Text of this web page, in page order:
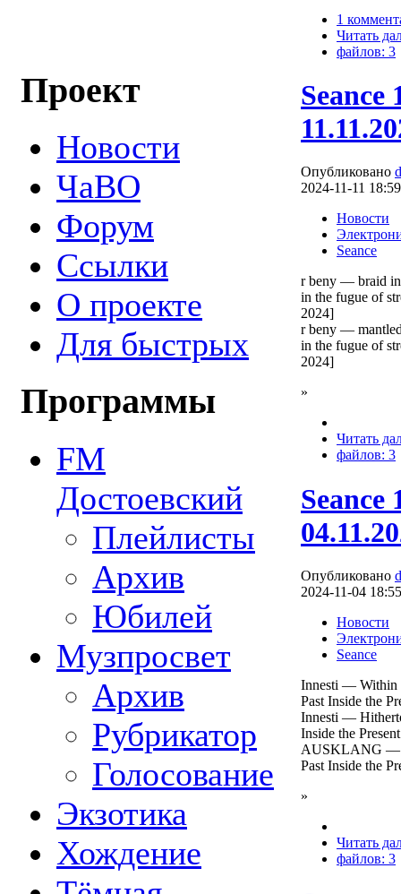
Проект
Новости
ЧаВО
Форум
Ссылки
О проекте
Для быстрых
Программы
FM
Достоевский
Плейлисты
Архив
Юбилей
Музпросвет
Архив
Рубрикатор
Голосование
Экзотика
Хождение
1
Читать
файлов: 3
Seance
Опубликовано
2024-11-11 18:59
Новости
Seance
r beny — braid
in the fugue of
2024]
r beny —
in the fugue of
2024]
»
Читать
файлов: 3
Seance
Опубликовано
2024-11-04 18:55
Новости
Seance
Innesti — Within
Past Inside the
Innesti —
Inside the
AUSKLANG —
Past Inside the
»
Читать
файлов: 3